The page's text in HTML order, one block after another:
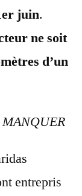
juin.
ne soit
d’un
entrepris